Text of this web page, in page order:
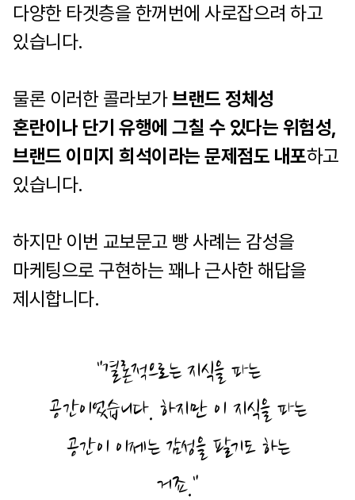
다양한 타겟층을 한꺼번에 사로잡으려 하고
있습니다.
물론 이러한 콜라보가브랜드 정체성
혼란이나 단기 유행에 그칠 수 있다는 위험성,
브랜드 이미지 희석이라는 문제점도 내포하고
있습니다.
하지만 이번 교보문고 빵 사례는 감성을
마케팅으로 구현하는 꽤나 근사한 해답을
제시합니다.
"결론적으로는 지식을 파는
공간이었습니다. 하지만 이 지식을 파는
공간이 이제는 감성을 팔기도 하는
거죠."